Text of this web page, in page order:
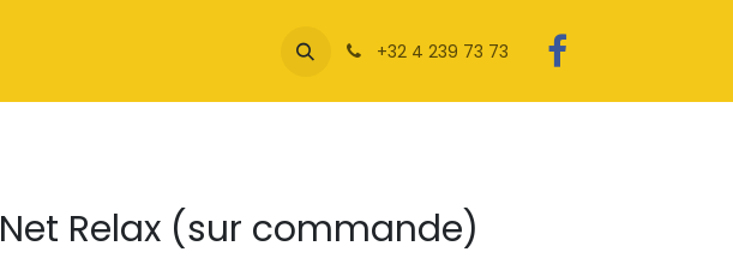
+32 4 239 73 73
Net Relax (sur commande)